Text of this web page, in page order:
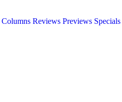
Columns Reviews Previews Specials